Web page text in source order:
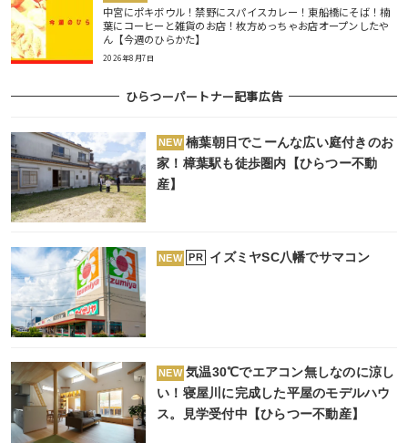
中宮にポキボウル！禁野にスパイスカレー！東船橋にそば！楠
葉にコーヒーと雑貨のお店！枚方めっちゃお店オープンしたや
ん【今週のひらかた】
2026年8月7日
ひらつーパートナー記事広告
NEW 楠葉朝日でこーんな広い庭付きのお
家！樟葉駅も徒歩圏内【ひらつー不動
産】
NEW PR イズミヤSC八幡でサマコン
NEW 気温30℃でエアコン無しなのに涼し
い！寝屋川に完成した平屋のモデルハウ
ス。見学受付中【ひらつー不動産】